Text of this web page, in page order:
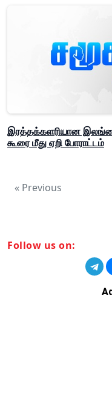
இரத்தக்களரியான
கூரை மீது ஏறி போராட்டம்
« Previous
Follow us on: